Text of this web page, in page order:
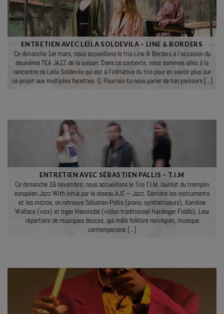
ENTRETIEN AVEC LEÏLA SOLDEVILA – LINE & BORDERS
Ce dimanche 1er mars, nous accueillons le trio Line & Borders à l’occasion du
deuxième TEA JAZZ de la saison. Dans ce contexte, nous sommes allés à la
rencontre de Leïla Soldevila qui est à l’initiative du trio pour en savoir plus sur
ce projet aux multiples facettes. Q: Pourrais-tu nous parler de ton parcours [...]
ENTRETIEN AVEC SÉBASTIEN PALLIS – T.I.M
Ce dimanche 16 novembre, nous accueillons le Trio T.I.M, lauréat du tremplin
européen Jazz With initié par le réseau AJC – Jazz. Derrière les instruments
et les micros, on retrouve Sébatien Pallis (piano, synthétiseurs), Karoline
Wallace (voix) et Inger Hannisdal (violon traditionnel Hardinger Fiddle). Leur
répertoire de musiques douces, qui mêle folklore norvégien, musique
contemporaine [...]